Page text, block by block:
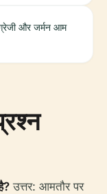
और जर्मन आम
उत्तर: आमतौर पर